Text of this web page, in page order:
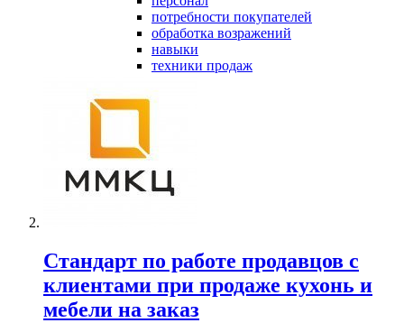
потребности покупателей
обработка возражений
навыки
техники продаж
Стандарт по работе продавцов с
клиентами при продаже кухонь и
мебели на заказ